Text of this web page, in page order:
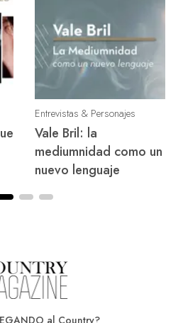
Entrevistas & Personajes
Vale Bril: la
mediumnidad como un
nuevo lenguaje
al Country?